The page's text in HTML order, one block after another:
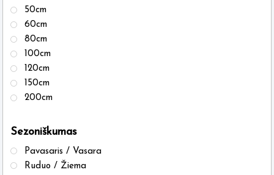
50cm
60cm
80cm
100cm
120cm
150cm
200cm
Sezoniškumas
Pavasaris / Vasara
Ruduo / Žiema